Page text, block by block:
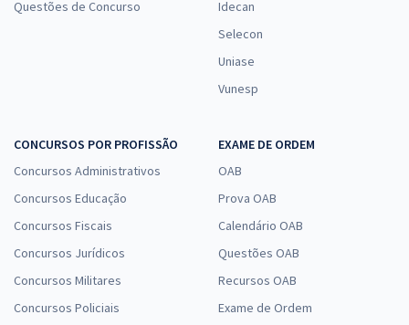
Questões de Concurso
Idecan
Selecon
Uniase
Vunesp
CONCURSOS POR PROFISSÃO
Concursos Administrativos
Concursos Educação
Concursos Fiscais
Concursos Jurídicos
Concursos Militares
Concursos Policiais
EXAME DE ORDEM
OAB
Prova OAB
Calendário OAB
Questões OAB
Recursos OAB
Exame de Ordem